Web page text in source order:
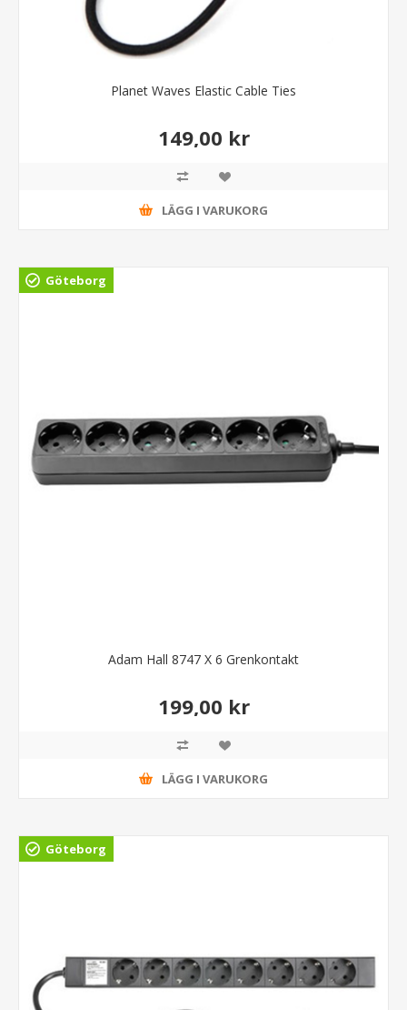
Planet Waves Elastic Cable Ties
149,00 kr
LÄGG I VARUKORG
Göteborg
Adam Hall 8747 X 6 Grenkontakt
199,00 kr
LÄGG I VARUKORG
Göteborg